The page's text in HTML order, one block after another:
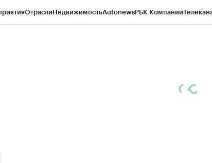
ОтраслиНедвижимостьAutonewsРБК Компании